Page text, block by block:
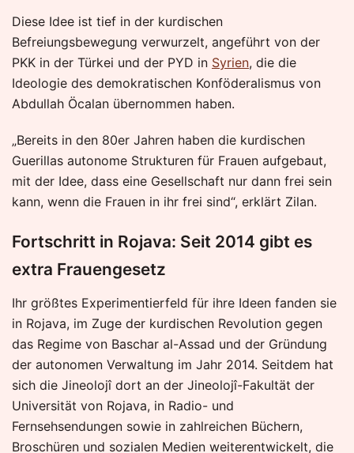
Diese Idee ist tief in der kurdischen
Befreiungsbewegung verwurzelt, angeführt von der
PKK in der Türkei und der PYD in Syrien, die die
Ideologie des demokratischen Konföderalismus von
Abdullah Öcalan übernommen haben.
„Bereits in den 80er Jahren haben die kurdischen
Guerillas autonome Strukturen für Frauen aufgebaut,
mit der Idee, dass eine Gesellschaft nur dann frei sein
kann, wenn die Frauen in ihr frei sind“, erklärt Zilan.
Fortschritt in Rojava: Seit 2014 gibt es
extra Frauengesetz
Ihr größtes Experimentierfeld für ihre Ideen fanden sie
in Rojava, im Zuge der kurdischen Revolution gegen
das Regime von Baschar al-Assad und der Gründung
der autonomen Verwaltung im Jahr 2014. Seitdem hat
sich die Jineolojî dort an der Jineolojî-Fakultät der
Universität von Rojava, in Radio- und
Fernsehsendungen sowie in zahlreichen Büchern,
Broschüren und sozialen Medien weiterentwickelt, die